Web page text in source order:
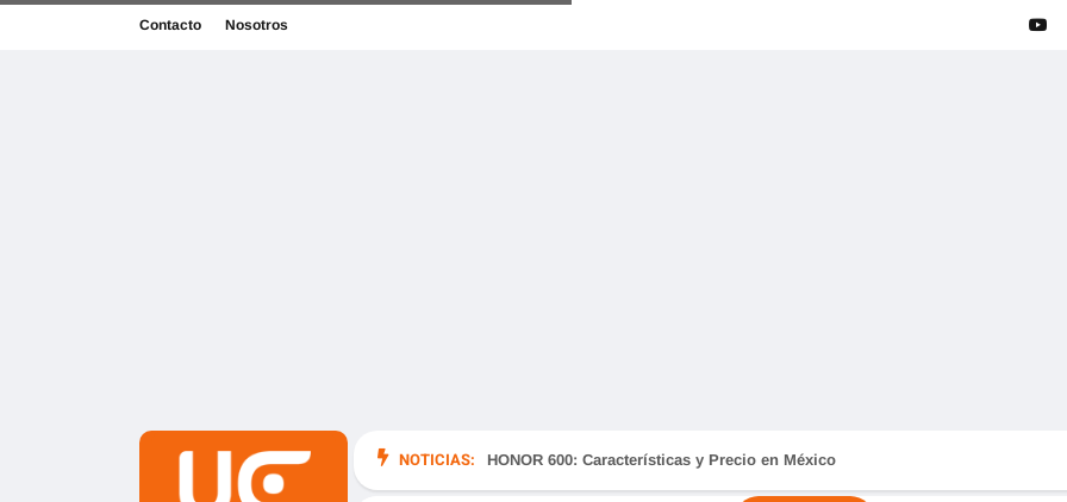
Contacto Nosotros
NOTICIAS: HONOR 600: Características y Precio en México